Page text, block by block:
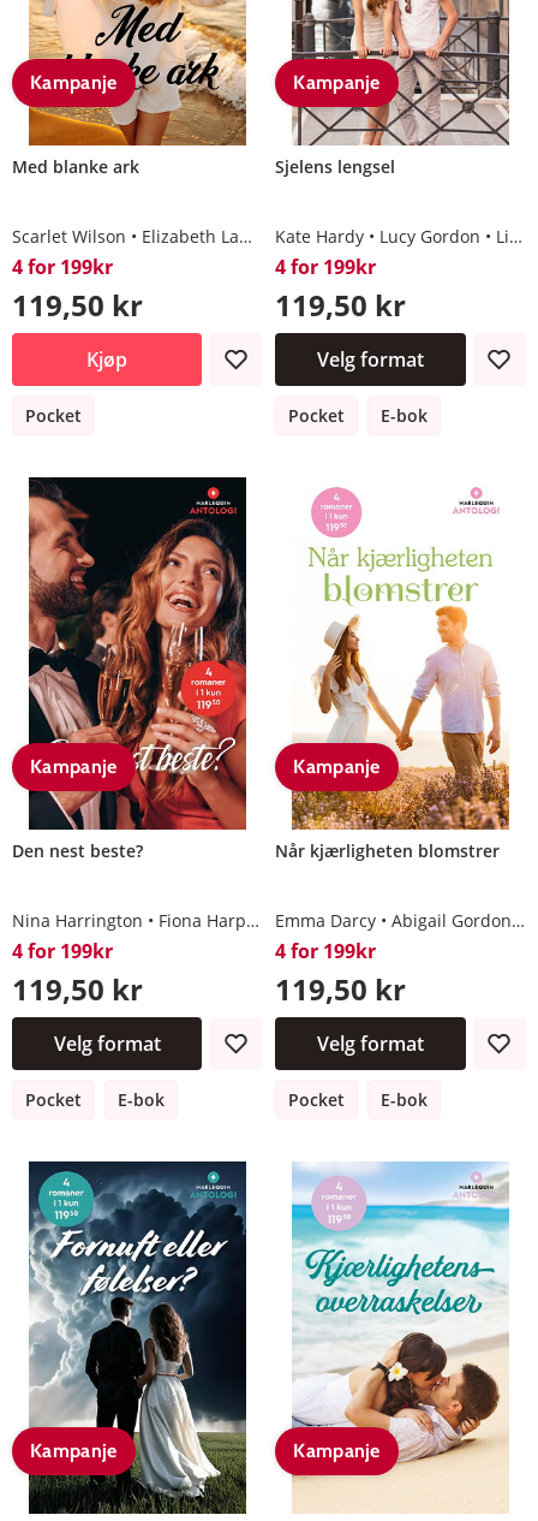
Kampanje
Med blanke ark
Scarlet Wilson Elizabeth Lane Nora Roberts
4 for 199kr
119,50 kr
Kjøp
Pocket
Kampanje
Sjelens lengsel
Kate Hardy Lucy Gordon Liz Fielding
4 for 199kr
119,50 kr
Velg format
Pocket E-bok
Kampanje
Den nest beste?
Nina Harrington Fiona Harper Andrea Laurence Annie O'Neil
4 for 199kr
119,50 kr
Velg format
Pocket E-bok
Kampanje
Når kjærligheten blomstrer
Emma Darcy Abigail Gordon
4 for 199kr
119,50 kr
Velg format
Pocket E-bok
Kampanje Kampanje